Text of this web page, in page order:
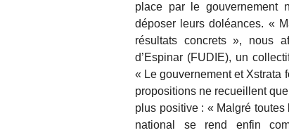
place par le gouvernement
déposer leurs doléances. «
résultats concrets », nous
d’Espinar (FUDIE), un
« Le gouvernement et Xstrata
propositions ne recueillent
plus positive : « Malgré
national se rend enfin